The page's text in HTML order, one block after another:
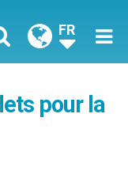
FR
pour la